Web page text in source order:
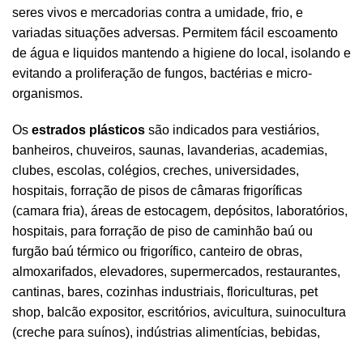
seres vivos e mercadorias contra a umidade, frio, e
variadas situações adversas. Permitem fácil escoamento
de água e liquidos mantendo a higiene do local, isolando e
evitando a proliferação de fungos, bactérias e micro-
organismos.
Os estrados plásticos são indicados para vestiários,
banheiros, chuveiros, saunas, lavanderias, academias,
clubes, escolas, colégios, creches, universidades,
hospitais, forração de pisos de câmaras frigoríficas
(camara fria), áreas de estocagem, depósitos, laboratórios,
hospitais, para forração de piso de caminhão baú ou
furgão baú térmico ou frigorífico, canteiro de obras,
almoxarifados, elevadores, supermercados, restaurantes,
cantinas, bares, cozinhas industriais, floriculturas, pet
shop, balcão expositor, escritórios, avicultura, suinocultura
(creche para suínos), indústrias alimentícias, bebidas,